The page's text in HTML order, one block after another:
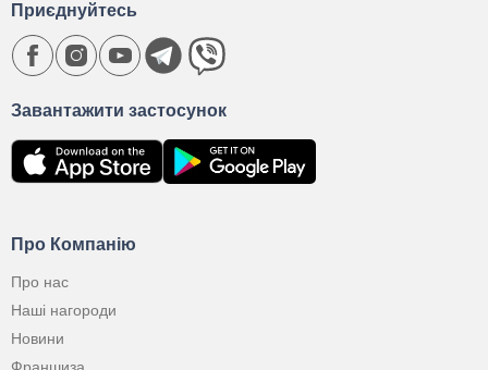
Про Компанію
Про нас
Наші нагороди
Новини
Завантажити застосунок
Приєднуйтесь